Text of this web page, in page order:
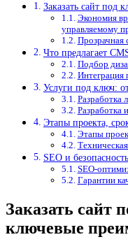
Заказать сайт под
Экономия
управляемому
Прозрачная
Что предлагает
Подбор
Интеграция
Услуги под ключ:
Разработка
Разработка
Этапы проекта,
Этапы
SEO и
SEO-
Гарантии
Заказать сайт
ключевые